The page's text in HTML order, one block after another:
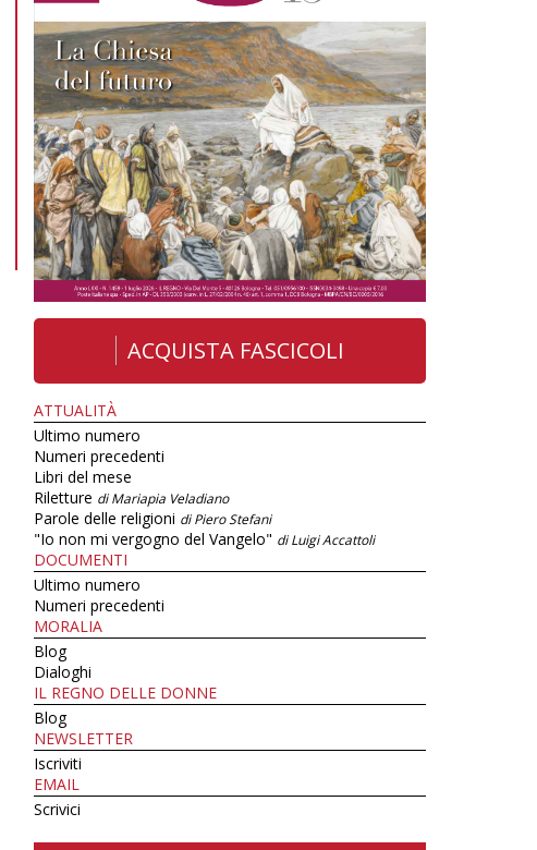
ACQUISTA FASCICOLI
ATTUALITÀ
Ultimo numero
Numeri precedenti
Libri del mese
Riletture di Mariapia Veladiano
Parole delle religioni di Piero Stefani
"Io non mi vergogno del Vangelo" di Luigi Accattoli
DOCUMENTI
Ultimo numero
Numeri precedenti
MORALIA
Blog
Dialoghi
IL REGNO DELLE DONNE
Blog
NEWSLETTER
Iscriviti
EMAIL
Scrivici